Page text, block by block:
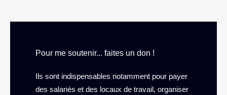
Pour me soutenir... faites un don !
Ils sont indispensables notamment pour payer
des salariés et des locaux de travail, organiser